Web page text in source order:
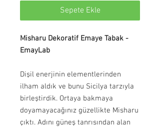
Sepete Ekle
Misharu Dekoratif Emaye Tabak -
EmayLab
Dişil enerjinin elementlerinden
ilham aldık ve bunu Sicilya tarzıyla
birleştirdik. Ortaya bakmaya
doyamayacağınız güzellikte Misharu
çıktı. Adını güneş tanrısından alan